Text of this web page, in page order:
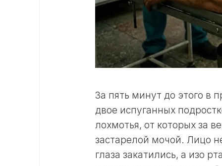
За пять минут до этого в
двое испуганных
лохмотья, от которых за
застарелой мочой. Лицо
глаза закатились, а изо